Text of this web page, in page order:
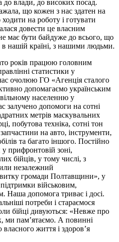
до влади, до високих посад.
що кожен з нас здатен на
на роботу і готувати
довести це власним
має бути байдуже до всього, що
в нашій країні, з нашими людьми.
років працюю головним
статистики у
очолюю ГО «Агенція сталого
допомагаємо українським
населенню у
залучено допомоги на сотні
метрів маскувальних
побутова техніка, сотні тон
на авто, інструменти,
та багато іншого. Постійно
прифронтовій зоні,
бійців, у тому числі, з
незалежний
громади Полтавщини», у
військовим,
Наша допомога триває і досі.
потреби і стараємося
бійці дивуються: «Невже про
ми пам’ятаємо. А повинні
життя і здоров’я